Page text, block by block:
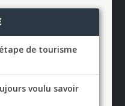
de tourisme
voulu savoir